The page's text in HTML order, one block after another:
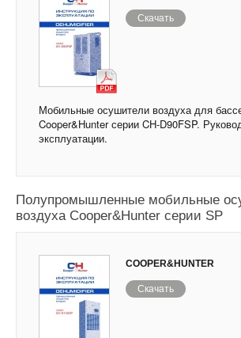
Скачать
Мобильные осушители воздуха для
Cooper&Hunter серии CH-D90FSP.
эксплуатации.
Полупромышленные мобильные
воздуха Cooper&Hunter серии SP
COOPER&HUNTER
Скачать